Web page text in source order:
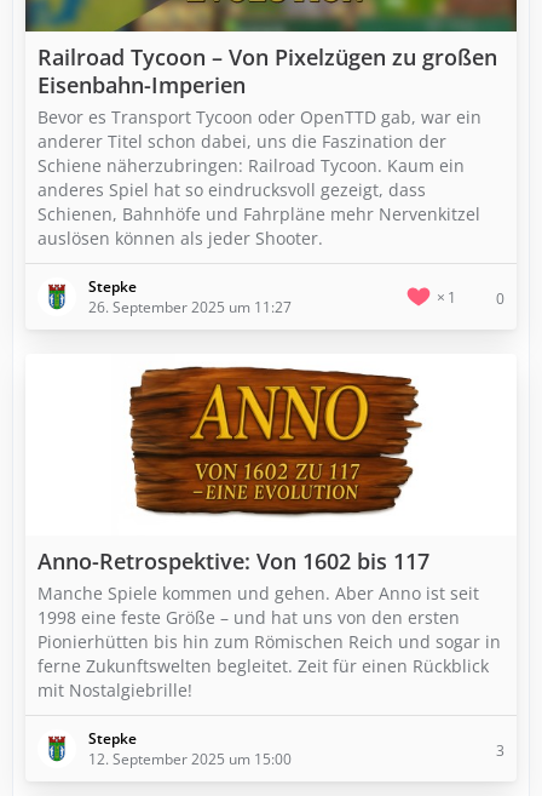
Railroad Tycoon – Von Pixelzügen zu großen
Eisenbahn-Imperien
Bevor es Transport Tycoon oder OpenTTD gab, war ein
anderer Titel schon dabei, uns die Faszination der
Schiene näherzubringen: Railroad Tycoon. Kaum ein
anderes Spiel hat so eindrucksvoll gezeigt, dass
Schienen, Bahnhöfe und Fahrpläne mehr Nervenkitzel
auslösen können als jeder Shooter.
Stepke
26. September 2025 um 11:27
1 0
Anno-Retrospektive: Von 1602 bis 117
Manche Spiele kommen und gehen. Aber Anno ist seit
1998 eine feste Größe – und hat uns von den ersten
Pionierhütten bis hin zum Römischen Reich und sogar in
ferne Zukunftswelten begleitet. Zeit für einen Rückblick
mit Nostalgiebrille!
Stepke
12. September 2025 um 15:00
3